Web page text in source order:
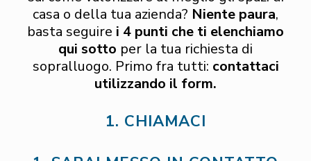
casa o della tua azienda? Niente paura,
basta seguire i 4 punti che ti elenchiamo
qui sotto per la tua richiesta di
sopralluogo. Primo fra tutti: contattaci
utilizzando il form.
1. CHIAMACI